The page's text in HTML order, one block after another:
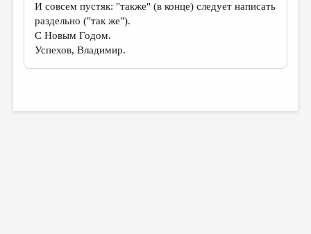
И совсем пустяк: "также" (в конце) следует написать
раздельно ("так же").
С Новым Годом.
Успехов, Владимир.